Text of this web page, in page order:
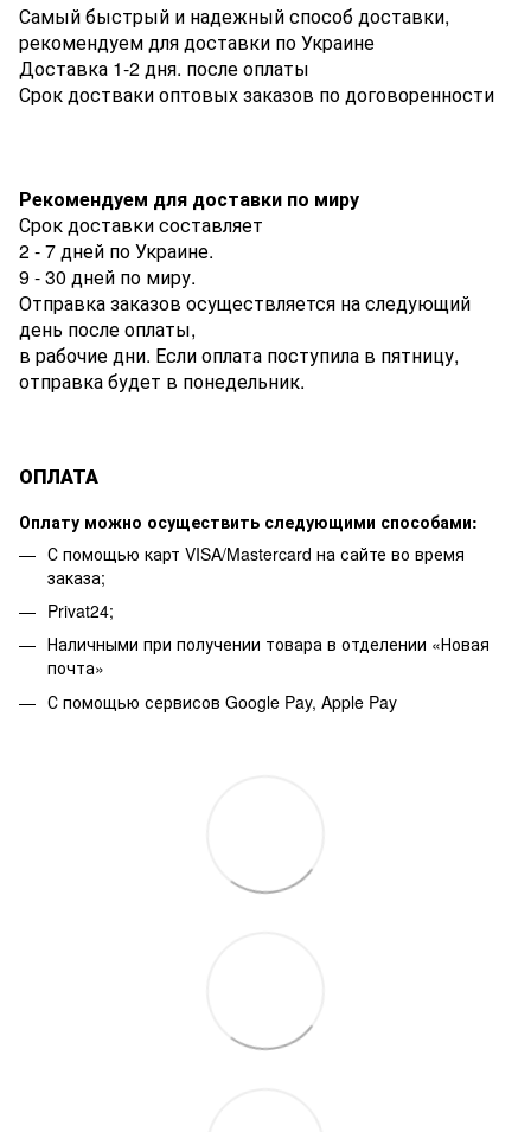
Самый быстрый и надежный способ доставки,
рекомендуем для доставки по Украине
Доставка 1-2 дня. после оплаты
Срок достваки оптовых заказов по договоренности
Рекомендуем для доставки по миру
Срок доставки составляет
2 - 7 дней по Украине.
9 - 30 дней по миру.
Отправка заказов осуществляется на следующий
день после оплаты,
в рабочие дни. Если оплата поступила в пятницу,
отправка будет в понедельник.
ОПЛАТА
Оплату можно осуществить следующими способами:
С помощью карт VISA/Mastercard на сайте во время
заказа;
Privat24;
Наличными при получении товара в отделении «Новая
почта»
С помощью сервисов Google Pay, Apple Pay